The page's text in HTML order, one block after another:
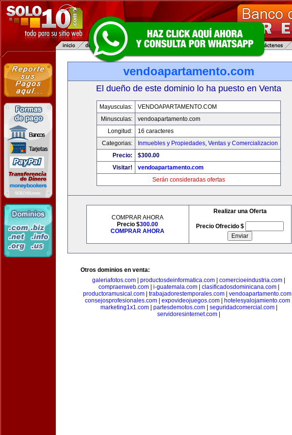
vendoapartamento.com
El dueño de este dominio lo ha puesto en Venta
Mayusculas:
VENDOAPARTAMENTO.COM
Minusculas:
vendoapartamento.com
Longitud:
16 caracteres
Categorias:
Inmuebles y Propiedades, Ventas y Comercializacion
Precio:
$300.00
Visitar!
vendoapartamento.com
Serán consideradas ofertas
COMPRAR AHORA
Precio $300.00
COMPRAR AHORA
Realizar una Oferta
Precio Ofrecido $
Otros dominios en venta:
galeriafotos.com
productosdeinformatica.com comercioeindustria.com
compraenweb.com| i-guatemala.com| clasificadosdominicana.com|
productoramusical.com
trabajadorestemporales.com vendoapartamento.com
consejosprofesionales.com| expovideojuegos.com| hotelesyalojamiento.com|
marketing1x1.com| partesdemotos.com| seguridadcomercial.com|
servidoresinternet.com